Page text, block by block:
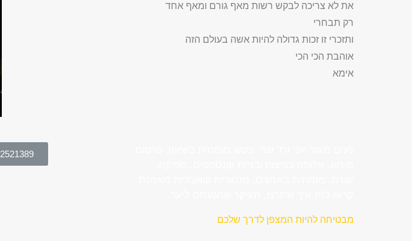
את לא צריכה לבקש רשות מאף גורם ומאף אחד
רק תבחרי
ותזכרי זו זכות גדולה להיות אשה בעולם הזה
אוהבת הכי הכי
אימא
מבטיחה להיות המצפן לדרך שלכם